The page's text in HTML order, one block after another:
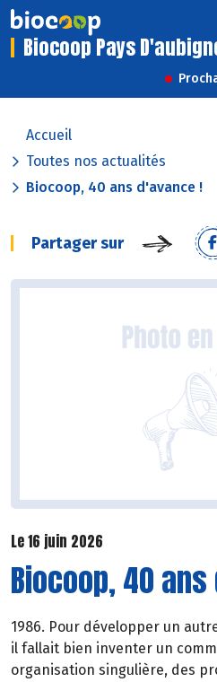
Biocoop Pays
Accueil
Toutes nos actualités
Biocoop, 40 ans d'avance !
Partager sur
Le 16 juin 2026
Biocoop, 40
1986. Pour développer un
il fallait bien inventer un
organisation singulière, des